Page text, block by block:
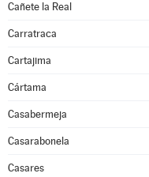
Cañete la Real
Carratraca
Cartajima
Cártama
Casabermeja
Casarabonela
Casares